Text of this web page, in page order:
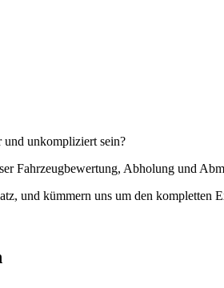
und unkompliziert sein?
Fahrzeugbewertung, Abholung und
und kümmern uns um den kompletten